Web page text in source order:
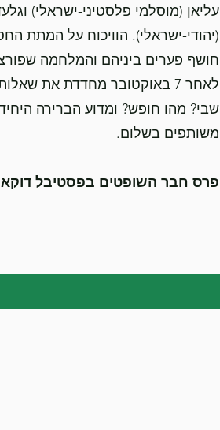
עליאן (מוסלמי פלסטיני-ישראלי)
(יהודי-ישראלי). הוויכוח על המתת
חושף פערים ביניהם והמלחמה
לאחר 7 באוקטובר מחדדת את
שבי? מהו חופש? ומדוע הברירה
משותפים בשלום.
פרס חבר השופטים בפסטיבל דוקאביב